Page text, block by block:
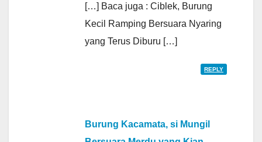
[…] Baca juga : Ciblek, Burung
Kecil Ramping Bersuara Nyaring
yang Terus Diburu […]
REPLY
Burung Kacamata, si Mungil